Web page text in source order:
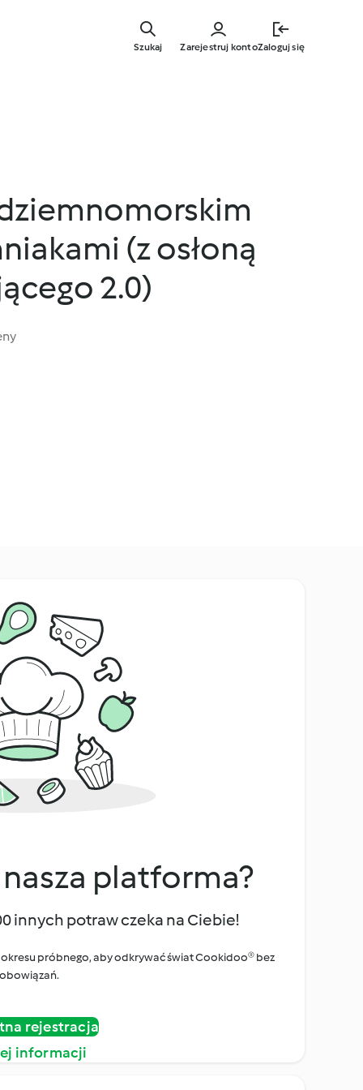
głównej
Zarejestruj kontoZaloguj się
Szukaj
(z osłoną
2.0)
platforma?
innych potraw czeka na Ciebie!
próbnego, aby odkrywać świat Cookidoo® bez
rejestracja
informacji